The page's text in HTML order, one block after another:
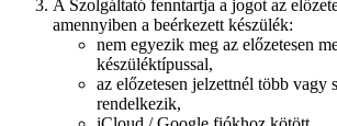
A Szolgáltató fenntartja a jogot az
amennyiben a beérkezett készülék:
nem egyezik meg az előzetesen
készüléktípussal,
az előzetesen jelzettnél több vagy
rendelkezik,